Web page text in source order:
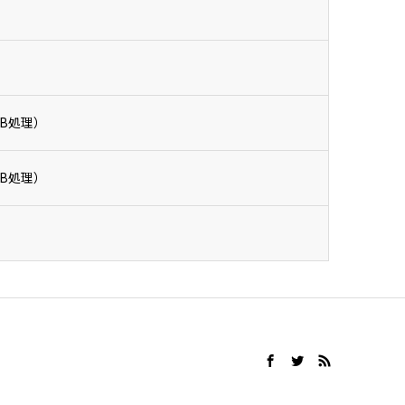
処理）
処理）